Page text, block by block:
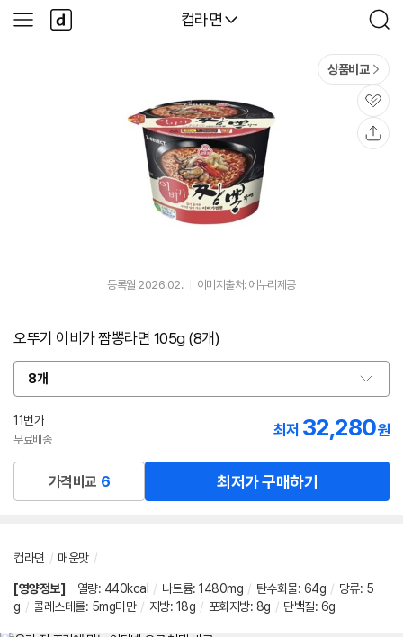
다나와
컵라면
검
색
사
이
다
나
와
상품비교
관
심
등록월 2026.02. 이미지출처: 에누리제공
오뚜기 이비가 짬뽕라면 105g (8개)
8개
옵
션
선
택
11번가
무료배송
최저 32,280원
가격비교 6 최저가 구매하기
컵라면 / 매운맛 /
[영양정보] 열량: 440kcal / 나트륨: 1480mg / 탄수화물: 64g / 당류: 5
g / 콜레스테롤: 5mg미만 / 지방: 18g / 포화지방: 8g / 단백질: 6g